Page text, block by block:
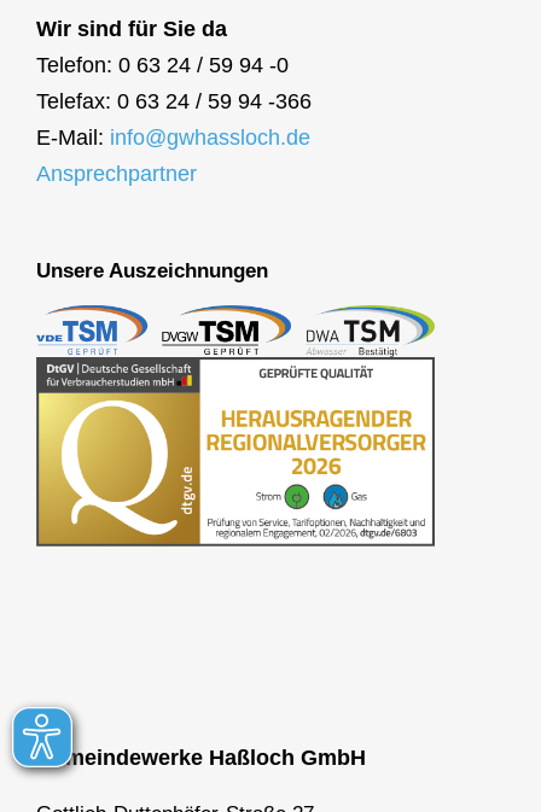
Wir sind für Sie da
Telefon: 0 63 24 / 59 94 -0
Telefax: 0 63 24 / 59 94 -366
E-Mail: info@gwhassloch.de
Ansprechpartner
Unsere Auszeichnungen
Gemeindewerke Haßloch GmbH